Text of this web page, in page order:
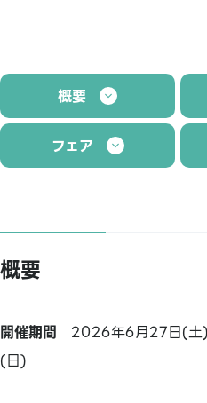
概要
フェア
概要
開催期間 2026年6月27日(土
(日)